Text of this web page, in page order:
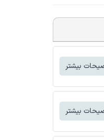
بیشتر
بیشتر